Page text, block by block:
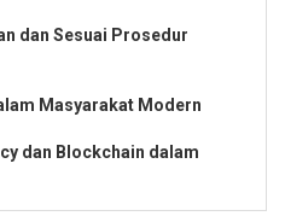
dan Sesuai Prosedur
Masyarakat Modern
dan Blockchain dalam